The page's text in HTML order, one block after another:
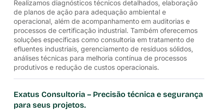
Realizamos diagnósticos técnicos detalhados, elaboração
de planos de ação para adequação ambiental e
operacional, além de acompanhamento em auditorias e
processos de certificação industrial. Também oferecemos
soluções específicas como consultoria em tratamento de
efluentes industriais, gerenciamento de resíduos sólidos,
análises técnicas para melhoria contínua de processos
produtivos e redução de custos operacionais.
Exatus Consultoria – Precisão técnica e segurança
para seus projetos.